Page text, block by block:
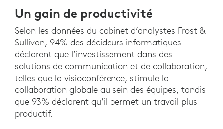
Un gain de productivité
Selon les données du cabinet d’analystes Frost &
Sullivan, 94% des décideurs informatiques
déclarent que l’investissement dans des
solutions de communication et de collaboration,
telles que la visioconférence, stimule la
collaboration globale au sein des équipes, tandis
que 93% déclarent qu’il permet un travail plus
productif.